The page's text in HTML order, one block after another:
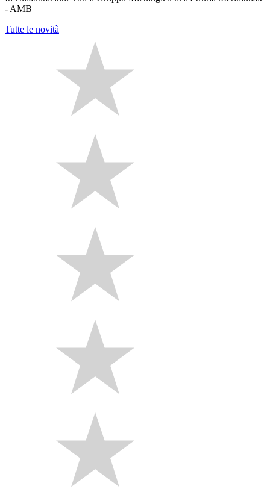
- AMB
Tutte le novità